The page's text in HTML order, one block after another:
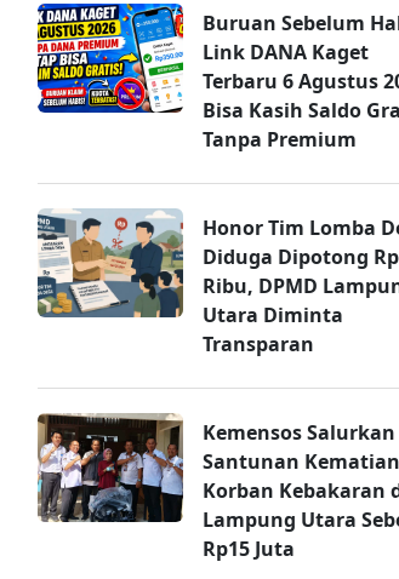
Buruan Sebelum
Link DANA Kaget
Terbaru 6 Agustus
Bisa Kasih Saldo
Tanpa Premium
Honor Tim Lomba
Diduga Dipotong
Ribu, DPMD
Utara Diminta
Transparan
Kemensos Salurkan
Santunan Kematian
Korban Kebakaran
Lampung Utara
Rp15 Juta